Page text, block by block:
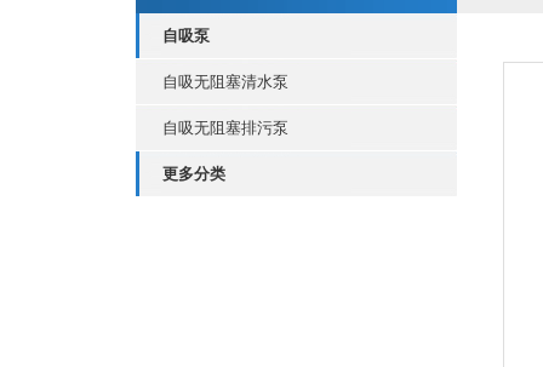
自吸泵
自吸无阻塞清水泵
自吸无阻塞排污泵
更多分类